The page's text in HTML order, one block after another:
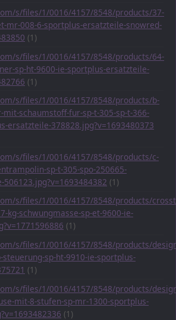
s/files/1/0016/4157/8548/products/37-
mr-008-6-sportplus-ersatzteile-snowred-
(1)
s/files/1/0016/4157/8548/products/64-
sp-ht-9600-ie-sportplus-ersatzteile-
(1)
s/files/1/0016/4157/8548/products/b-
schaumstoff-fur-sp-t-305-sp-t-366-
ersatzteile-378828.jpg?v=1693480373
s/files/1/0016/4157/8548/products/c-
sp-t-305-spo-250665-
(1)
s/files/1/0016/4157/8548/products/
kg-schwungmasse-sp-et-9600-ie-
(1)
s/files/1/0016/4157/8548/products/
sp-ht-9910-ie-sportplus-
(1)
s/files/1/0016/4157/8548/products/
mit-8-stufen-sp-mr-1300-sportplus-
(1)